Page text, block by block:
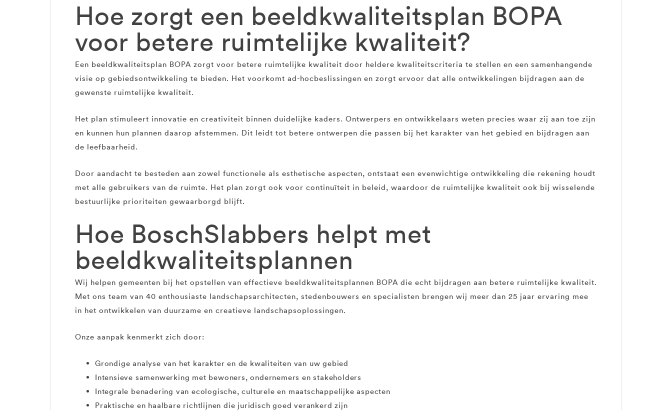
Hoe zorgt een beeldkwaliteitsplan BOPA
voor betere ruimtelijke kwaliteit?
Een beeldkwaliteitsplan BOPA zorgt voor betere ruimtelijke kwaliteit door heldere kwaliteitscriteria te stellen en een samenhangende
visie op gebiedsontwikkeling te bieden. Het voorkomt ad-hocbeslissingen en zorgt ervoor dat alle ontwikkelingen bijdragen aan de
gewenste ruimtelijke kwaliteit.
Het plan stimuleert innovatie en creativiteit binnen duidelijke kaders. Ontwerpers en ontwikkelaars weten precies waar zij aan toe zijn
en kunnen hun plannen daarop afstemmen. Dit leidt tot betere ontwerpen die passen bij het karakter van het gebied en bijdragen aan
de leefbaarheid.
Door aandacht te besteden aan zowel functionele als esthetische aspecten, ontstaat een evenwichtige ontwikkeling die rekening houdt
met alle gebruikers van de ruimte. Het plan zorgt ook voor continuïteit in beleid, waardoor de ruimtelijke kwaliteit ook bij wisselende
bestuurlijke prioriteiten gewaarborgd blijft.
Hoe BoschSlabbers helpt met
beeldkwaliteitsplannen
Wij helpen gemeenten bij het opstellen van effectieve beeldkwaliteitsplannen BOPA die echt bijdragen aan betere ruimtelijke kwaliteit.
Met ons team van 40 enthousiaste landschapsarchitecten, stedenbouwers en specialisten brengen wij meer dan 25 jaar ervaring mee
in het ontwikkelen van duurzame en creatieve landschapsoplossingen.
Onze aanpak kenmerkt zich door:
Grondige analyse van het karakter en de kwaliteiten van uw gebied
Intensieve samenwerking met bewoners, ondernemers en stakeholders
Integrale benadering van ecologische, culturele en maatschappelijke aspecten
Praktische en haalbare richtlijnen die juridisch goed verankerd zijn